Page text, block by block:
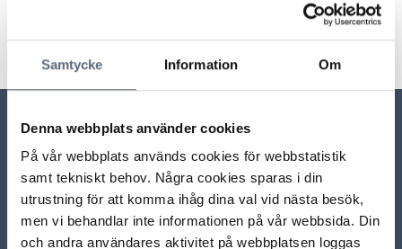
Samtycke Information Om
Denna webbplats använder cookies
På vår webbplats används cookies för webbstatistik
samt tekniskt behov. Några cookies sparas i din
utrustning för att komma ihåg dina val vid nästa besök,
men vi behandlar inte informationen på vår webbsida. Din
och andra användares aktivitet på webbplatsen loggas
Dela sidan på Facebook
Dela sidan på Linkedin
Relaterade sidor till frågan
Måste jag tacka ja till erbjudandet om
ersättningslösning när kopparnätet tas bort hos mig?